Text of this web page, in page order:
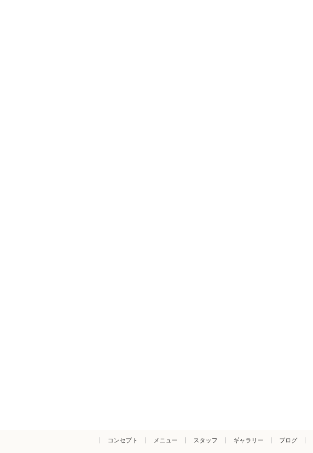
コンセプト メニュー スタッフ ギャラリー ブログ